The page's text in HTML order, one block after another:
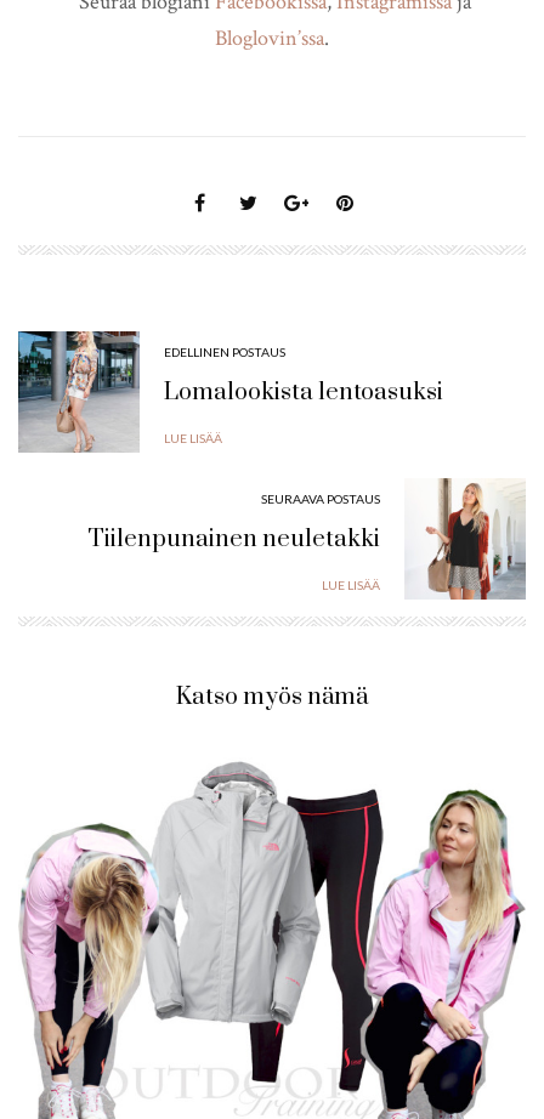
Bloglovin’ssa.
EDELLINEN POSTAUS
Lomalookista lentoasuksi
LUE LISÄÄ
SEURAAVA POSTAUS
Tiilenpunainen neuletakki
LUE LISÄÄ
Katso myös nämä